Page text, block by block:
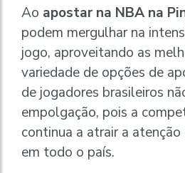
Ao apostar na NBA na
podem mergulhar na
jogo, aproveitando as
variedade de opções de
de jogadores brasileiros
empolgação, pois a
continua a atrair a
em todo o país.